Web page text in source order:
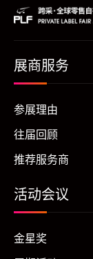
展商服务
参展理由
往届回顾
推荐服务商
活动会议
金星奖